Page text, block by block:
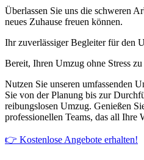
Überlassen Sie uns die schweren
neues Zuhause freuen können.
Ihr zuverlässiger Begleiter für den
Bereit, Ihren Umzug ohne Stress zu
Nutzen Sie unseren umfassenden
Sie von der Planung bis zur
reibungslosen Umzug. Genießen
professionellen Teams, das all Ihre
👉 Kostenlose Angebote erhalten!